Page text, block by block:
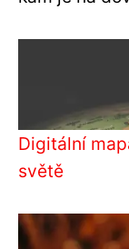
Digitální
světě